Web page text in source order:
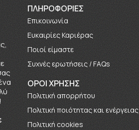
ΠΛΗΡΟΦΟΡΊΕΣ
Επικοινωνία
Ευκαιρίες Καριέρας
Πoιοί είμαστε
Συχνές ερωτήσεις / FAQs
ΟΡΟΙ ΧΡΗΣΗΣ
Πολιτική απορρήτου
Πολιτική ποιότητας και ενέργειας
Πολιτική cookies